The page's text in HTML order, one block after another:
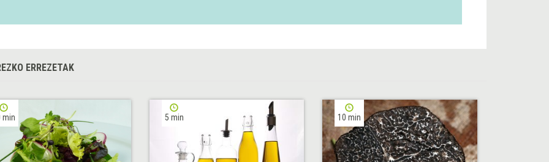
ERREZETAK
min 5 min 10 min